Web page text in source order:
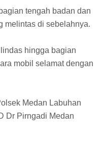
tengah badan dan
melintas di sebelahnya.
hingga bagian
mobil selamat dengan
Medan Labuhan
Dr Pirngadi Medan